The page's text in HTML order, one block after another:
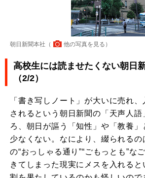
朝日新聞本社（ 他の写真を見る ）
高校生には読ませたくない朝日
（2/2）
「書き写しノート」が大いに売れ
されるという朝日新聞の「天声人語
ろ、朝日が謳う「知性」や「教養」
少なくない。なにより、綴られるの
の“おっしゃる通り”“ごもっとも”な
きてしまった現実にメスを入れると